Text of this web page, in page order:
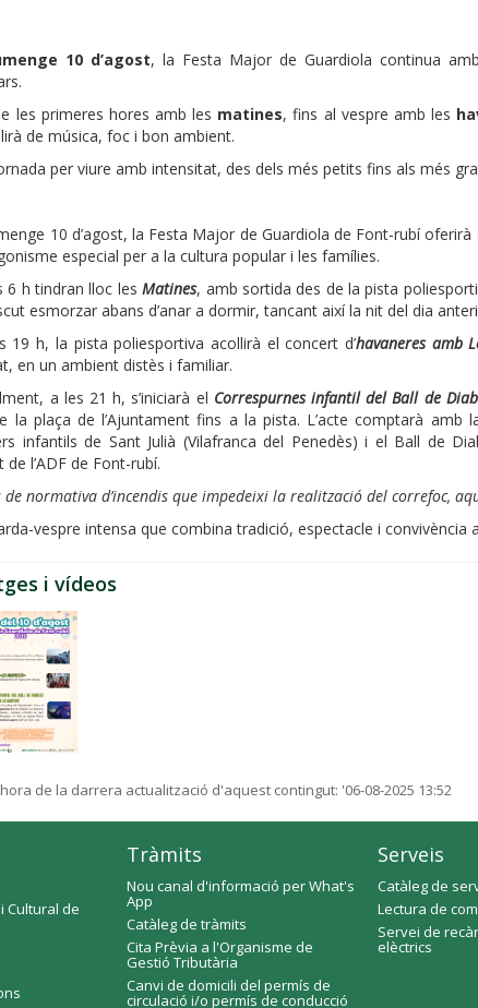
10 d’agost, la Festa Major de Guardiola continua
les primeres hores amb les matines, fins al vespre amb les
de música, foc i bon ambient.
per viure amb intensitat, des dels més petits fins als més
10 d’agost, la Festa Major de Guardiola de Font-rubí
especial per a la cultura popular i les famílies.
6 h tindran lloc lesMatines, amb sortida des de la pista
esmorzar abans d’anar a dormir, tancant així la nit del dia
19 h, la pista poliesportiva acollirà el concert d’havaneres amb
en un ambient distès i familiar.
a les 21 h, s’iniciarà el Correspurnes infantil del Ball de
la plaça de l’Ajuntament fins a la pista. L’acte comptarà amb
infantils de Sant Julià (Vilafranca del Penedès) i el Ball de
de l’ADF de Font-rubí.
de normativa d’incendis que impedeixi la realització del correfoc,
vespre intensa que combina tradició, espectacle i convivència
i vídeos
de la darrera actualització d'aquest contingut: '06-08-2025 13:52
Cultural de
Tràmits
Nou canal d'informació per What's
App
Catàleg de tràmits
Cita Prèvia a l'Organisme de
Gestió Tributària
Canvi de domicili del permís de
circulació i/o permís de conducció
Serveis
Catàleg de
Lectura de
Servei de
elèctrics